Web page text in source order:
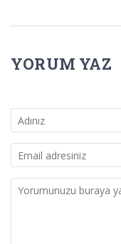
YORUM YAZ